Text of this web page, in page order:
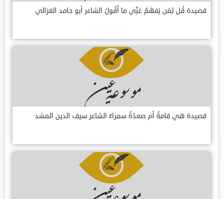
قصيدة قُل لِمَن يَفهَمُ عَنِّي ما أَقُولُ الشاعر أبو حامد الغزالي
قصيدة هي قامةُ أم صعدُةُ سمراءُ الشاعر سيف الدين المشد